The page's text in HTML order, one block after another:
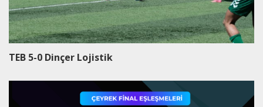
TEB 5-0 Dinçer Lojistik